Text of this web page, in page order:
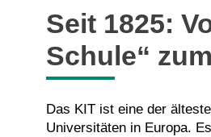
Seit 1825:
Schule“
Das KIT ist eine der
Universitäten in Europa.